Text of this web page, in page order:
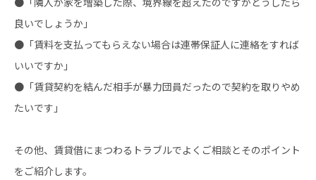
良いでしょうか」
●「賃料を支払ってもらえない場合は連帯保証人に連絡をすれば
いいですか」
●「賃貸契約を結んだ相手が暴力団員だったので契約を取りやめ
たいです」
その他、賃貸借にまつわるトラブルでよくご相談とそのポイント
をご紹介します。